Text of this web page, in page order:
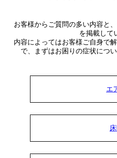
お客様からご質問の多い内容と
を掲載して
内容によってはお客様ご自身で
で、まずはお困りの症状につ
エ